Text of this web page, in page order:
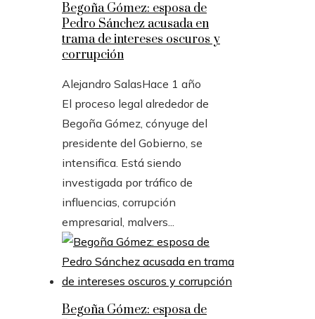
Begoña Gómez: esposa de
Pedro Sánchez acusada en
trama de intereses oscuros y
corrupción
Alejandro SalasHace 1 año
El proceso legal alrededor de
Begoña Gómez, cónyuge del
presidente del Gobierno, se
intensifica. Está siendo
investigada por tráfico de
influencias, corrupción
empresarial, malvers...
Begoña Gómez: esposa de